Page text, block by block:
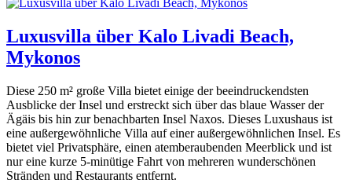
Luxusvilla über Kalo Livadi Beach,
Mykonos
Diese 250 m² große Villa bietet einige der beeindruckendsten
Ausblicke der Insel und erstreckt sich über das blaue Wasser der
Ägäis bis hin zur benachbarten Insel Naxos. Dieses Luxushaus ist
eine außergewöhnliche Villa auf einer außergewöhnlichen Insel. Es
bietet viel Privatsphäre, einen atemberaubenden Meerblick und ist
nur eine kurze 5-minütige Fahrt von mehreren wunderschönen
Stränden und Restaurants entfernt.